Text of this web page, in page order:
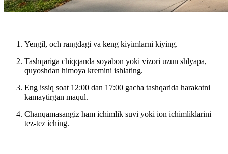
Yengil, och rangdagi va keng kiyimlarni kiying.
Tashqariga chiqqanda soyabon yoki vizori uzun shlyapa,
quyoshdan himoya kremini ishlating.
Eng issiq soat 12:00 dan 17:00 gacha tashqarida harakatni
kamaytirgan maqul.
Chanqamasangiz ham ichimlik suvi yoki ion ichimliklarini
tez-tez iching.